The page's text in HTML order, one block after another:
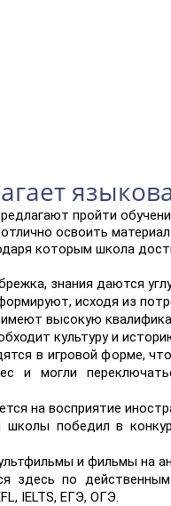
пройти
освоить
которым школа
знания даются
исходя из
имеют высокую
культуру и
в игровой форме,
и могли
на восприятие
школы победил в
и фильмы на
здесь по
IELTS, ЕГЭ, ОГЭ.